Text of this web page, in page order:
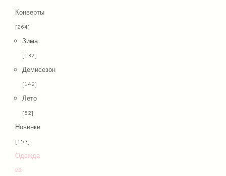
Конверты
[264]
Зима
[137]
Демисезон
[142]
Лето
[82]
Новинки
[153]
Одежда
из